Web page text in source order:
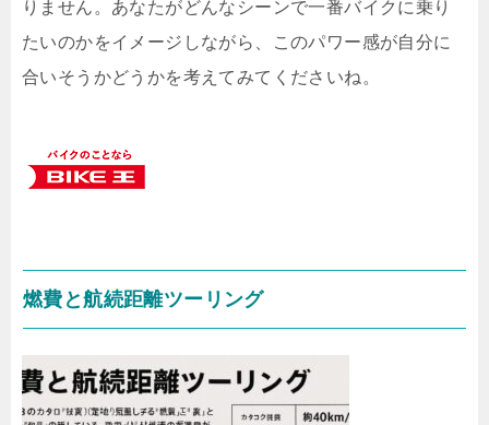
りません。あなたがどんなシーンで一番バイクに乗り
たいのかをイメージしながら、このパワー感が自分に
合いそうかどうかを考えてみてくださいね。
燃費と航続距離ツーリング